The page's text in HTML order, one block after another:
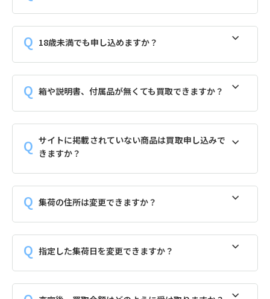
18歳未満でも申し込めますか？
箱や説明書、付属品が無くても買取できますか？
サイトに掲載されていない商品は買取申し込みで
きますか？
集荷の住所は変更できますか？
指定した集荷日を変更できますか？